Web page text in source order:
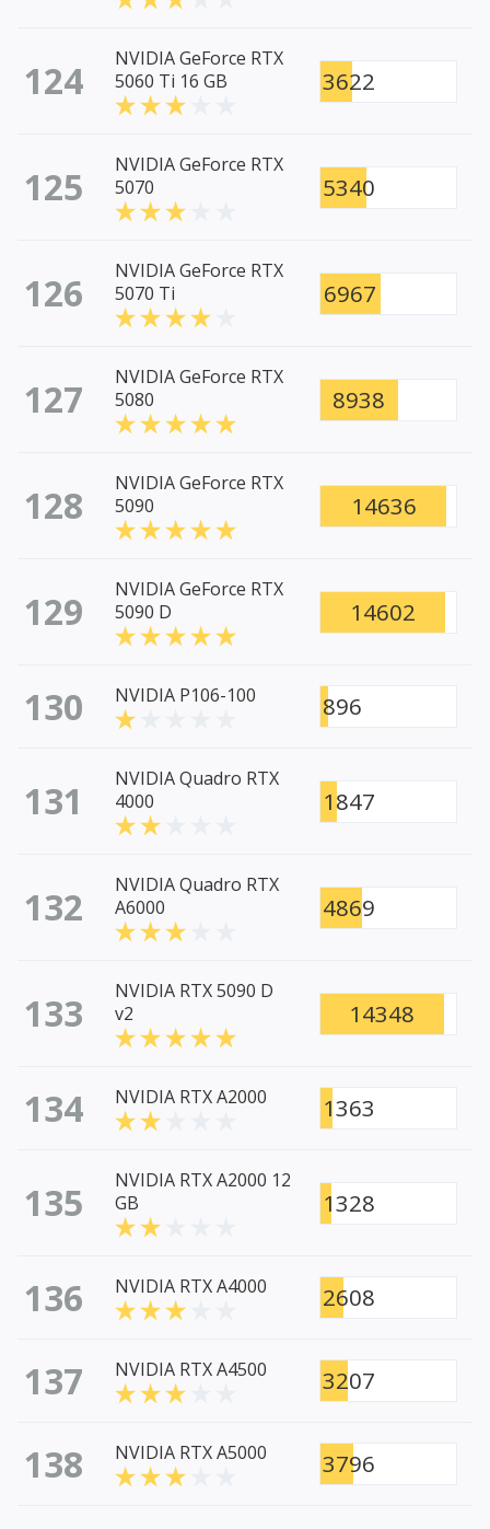
124
NVIDIA GeForce RTX
5060 Ti 16 GB
3622
125
NVIDIA GeForce RTX
5070
5340
126
NVIDIA GeForce RTX
5070 Ti
6967
127
NVIDIA GeForce RTX
5080
8938
128
NVIDIA GeForce RTX
5090
14636
129
NVIDIA GeForce RTX
5090 D
14602
130 NVIDIA P106-100 896
131
NVIDIA Quadro RTX
4000
1847
132
NVIDIA Quadro RTX
A6000
4869
133
NVIDIA RTX 5090 D
v2
14348
134 NVIDIA RTX A2000 1363
135
NVIDIA RTX A2000 12
GB
1328
136 NVIDIA RTX A4000 2608
137 NVIDIA RTX A4500 3207
138 NVIDIA RTX A5000 3796